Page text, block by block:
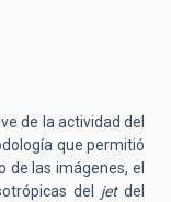
de la actividad del
que permitió
las imágenes, el
del jetdel